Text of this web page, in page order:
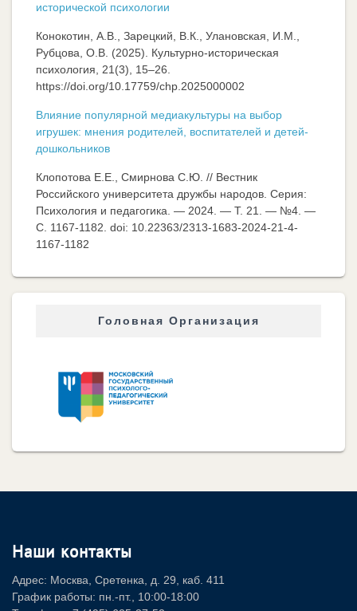
исторической психологии
Конокотин, А.В., Зарецкий, В.К., Улановская, И.М.,
Рубцова, О.В. (2025). Культурно-историческая
психология, 21(3), 15–26.
https://doi.org/10.17759/chp.2025000002
Влияние популярной медиакультуры на выбор
игрушек: мнения родителей, воспитателей и детей-
дошкольников
Клопотова Е.Е., Смирнова С.Ю. // Вестник
Российского университета дружбы народов. Серия:
Психология и педагогика. — 2024. — Т. 21. — №4. —
C. 1167-1182. doi: 10.22363/2313-1683-2024-21-4-
1167-1182
Головная Организация
Наши контакты
Адрес: Москва, Сретенка, д. 29, каб. 411
График работы: пн.-пт., 10:00-18:00